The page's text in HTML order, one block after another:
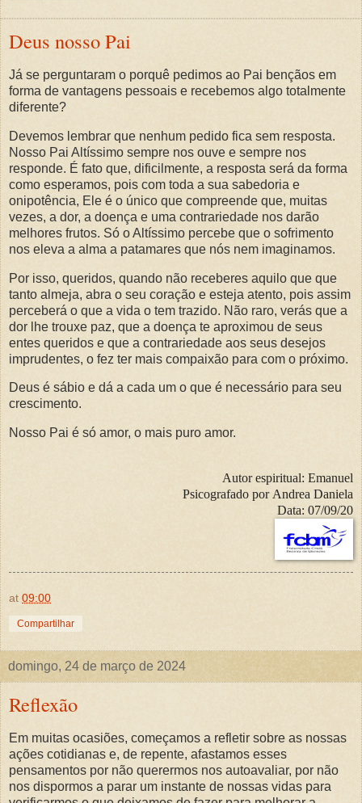
Deus nosso Pai
Já se perguntaram o porquê pedimos ao Pai bençãos em
forma de vantagens pessoais e recebemos algo totalmente
diferente?
Devemos lembrar que nenhum pedido fica sem resposta.
Nosso Pai Altíssimo sempre nos ouve e sempre nos
responde. É fato que, dificilmente, a resposta será da forma
como esperamos, pois com toda a sua sabedoria e
onipotência, Ele é o único que compreende que, muitas
vezes, a dor, a doença e uma contrariedade nos darão
melhores frutos. Só o Altíssimo percebe que o sofrimento
nos eleva a alma a patamares que nós nem imaginamos.
Por isso, queridos, quando não receberes aquilo que que
tanto almeja, abra o seu coração e esteja atento, pois assim
perceberá o que a vida o tem trazido. Não raro, verás que a
dor lhe trouxe paz, que a doença te aproximou de seus
entes queridos e que a contrariedade aos seus desejos
imprudentes, o fez ter mais compaixão para com o próximo.
Deus é sábio e dá a cada um o que é necessário para seu
crescimento.
Nosso Pai é só amor, o mais puro amor.
Autor espiritual: Emanuel
Psicografado por Andrea Daniela
Data: 07/09/20
at 09:00
Compartilhar
domingo, 24 de março de 2024
Reflexão
Em muitas ocasiões, começamos a refletir sobre as nossas
ações cotidianas e, de repente, afastamos esses
pensamentos por não querermos nos autoavaliar, por não
nos dispormos a parar um instante de nossas vidas para